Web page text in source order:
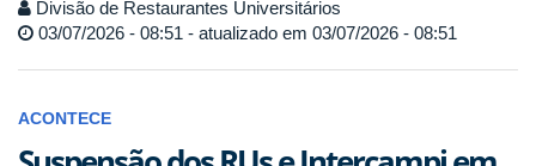
Divisão de Restaurantes Universitários
03/07/2026 - 08:51 - atualizado em 03/07/2026 - 08:51
ACONTECE